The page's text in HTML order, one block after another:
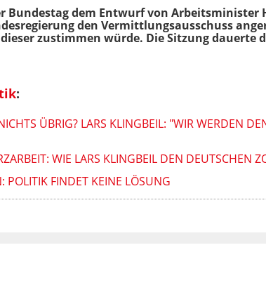
Bundestag dem Entwurf von Arbeitsminister
den Vermittlungsausschuss
zustimmen würde. Die Sitzung
:
ÜBRIG? LARS KLINGBEIL: "WIR WERDEN
WIE LARS KLINGBEIL DEN DEUTSCHEN
FINDET KEINE LÖSUNG